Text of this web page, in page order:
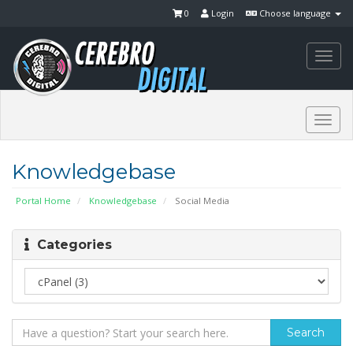
Choose language
Login
0
Knowledgebase
Portal Home Knowledgebase Social Media
Categories